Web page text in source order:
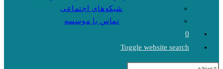
شبکه‌های اجتماعی
تماس با موسسه
0
Toggle website search